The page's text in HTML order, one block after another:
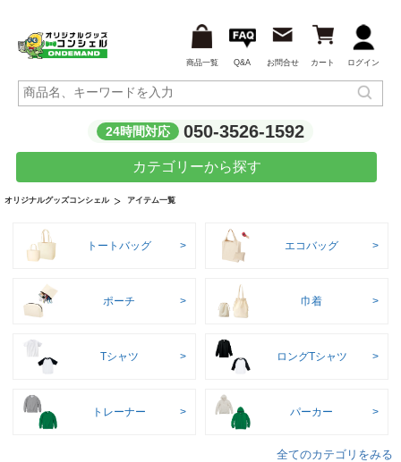
商品一覧 Q&A お問合せ カート ログイン
24時間対応 050-3526-1592
カテゴリーから探す
オリジナルグッズコンシェル アイテム一覧
トートバッグ エコバッグ
ポーチ 巾着
Tシャツ ロングTシャツ
トレーナー パーカー
全てのカテゴリをみる